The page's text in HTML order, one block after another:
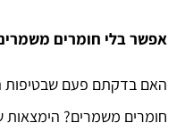
אפשר בלי חומרים
האם בדקתם פעם שבטיפות
חומרים משמרים?